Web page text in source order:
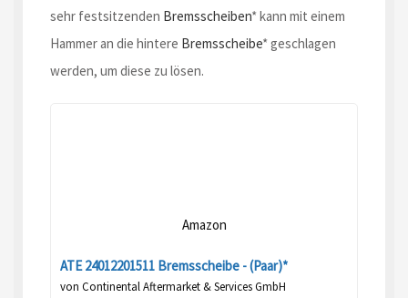
sehr festsitzenden Bremsscheiben* kann mit einem
Hammer an die hintere Bremsscheibe* geschlagen
werden, um diese zu lösen.
Amazon
ATE 24012201511 Bremsscheibe - (Paar)*
von Continental Aftermarket & Services GmbH